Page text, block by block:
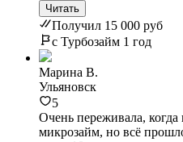
Читать
Получил 15 000 руб
с Турбозайм 1 год
Марина В.
Ульяновск
5
Очень переживала,
микрозайм, но всё